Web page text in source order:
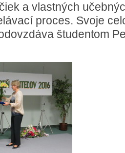
a vlastných
proces. Svoje
študentom